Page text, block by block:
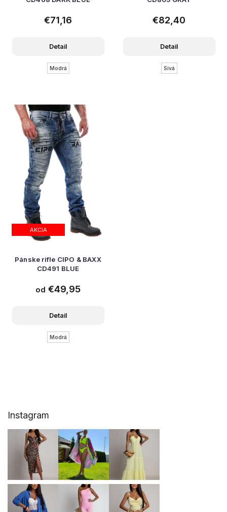
€71,16
Detail
Modrá
€82,40
Detail
Sivá
AKCIA
Pánske rifle CIPO & BAXX
CD491 BLUE
od €49,95
Detail
Modrá
Instagram